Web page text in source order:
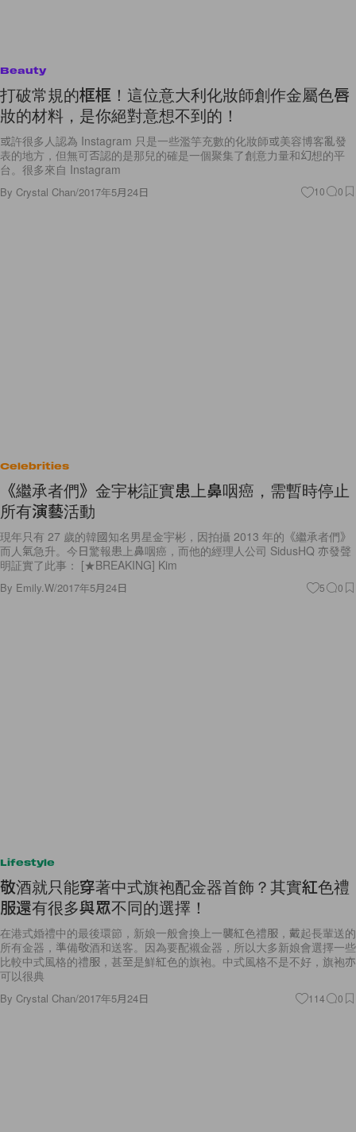
Beauty
打破常規的框框！這位意大利化妝師創作金屬色唇
妝的材料，是你絕對意想不到的！
或許很多人認為 Instagram 只是一些濫竽充數的化妝師或美容博客亂發
表的地方，但無可否認的是那兒的確是一個聚集了創意力量和幻想的平
台。很多來自 Instagram
By Crystal Chan/2017年5月24日 10 0
Celebrities
《繼承者們》金宇彬証實患上鼻咽癌，需暫時停止
所有演藝活動
現年只有 27 歲的韓國知名男星金宇彬，因拍攝 2013 年的《繼承者們》
而人氣急升。今日驚報患上鼻咽癌，而他的經理人公司 SidusHQ 亦發聲
明証實了此事： [★BREAKING] Kim
By Emily.W/2017年5月24日 5 0
Lifestyle
敬酒就只能穿著中式旗袍配金器首飾？其實紅色禮
服還有很多與眾不同的選擇！
在港式婚禮中的最後環節，新娘一般會換上一襲紅色禮服，戴起長輩送的
所有金器，準備敬酒和送客。因為要配襯金器，所以大多新娘會選擇一些
比較中式風格的禮服，甚至是鮮紅色的旗袍。中式風格不是不好，旗袍亦
可以很典
By Crystal Chan/2017年5月24日 114 0